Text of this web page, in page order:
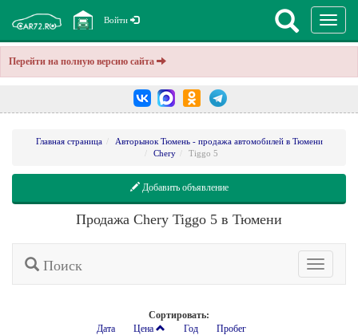
Перейти на полную версию сайта
Войти
Главная страница
Авторынок Тюмень - продажа автомобилей в Тюмени
Chery
Tiggo 5
Добавить объявление
Продажа Chery Tiggo 5 в Тюмени
поиск
Поиск
Сортировать:
Дата
Цена Год Пробег